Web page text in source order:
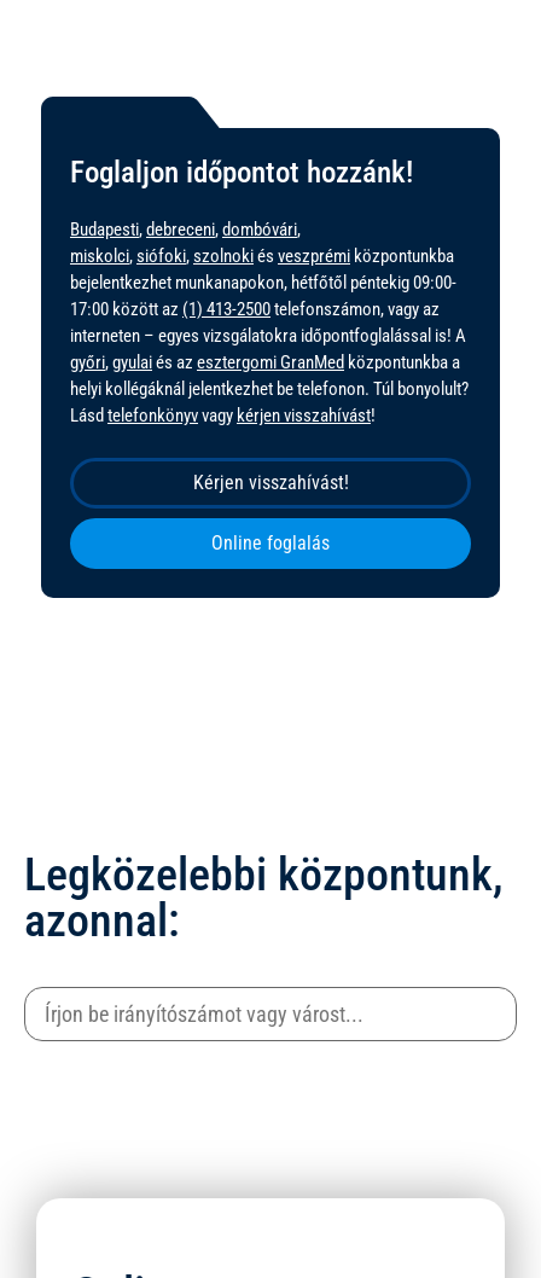
Foglaljon időpontot hozzánk!
Budapesti,debreceni,dombóvári,
miskolci,siófoki,szolnokiés veszprémi központunkba
bejelentkezhet munkanapokon, hétfőtől péntekig 09:00-
17:00 között az (1) 413-2500telefonszámon, vagy az
interneten – egyes vizsgálatokra időpontfoglalással is! A
győri,gyulaiés az esztergomi GranMed központunkba a
helyi kollégáknál jelentkezhet be telefonon. Túl bonyolult?
Lásd telefonkönyvvagy kérjen visszahívást!
Kérjen visszahívást!
Online foglalás
Legközelebbi központunk,
azonnal: